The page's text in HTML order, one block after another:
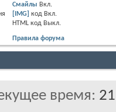
Смайлы Вкл.
[IMG] код Вкл.
HTML код Выкл.
Правила форума
время: